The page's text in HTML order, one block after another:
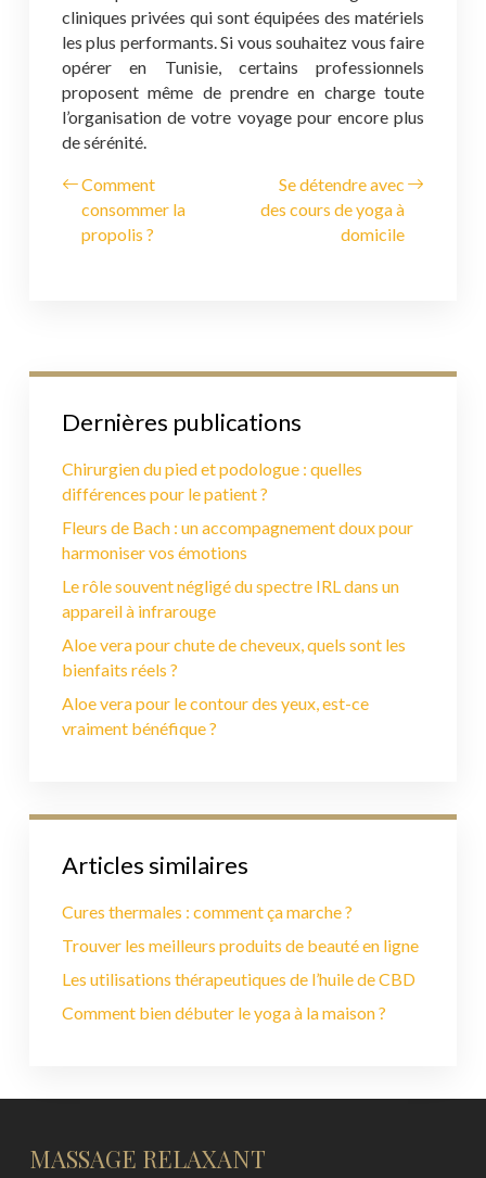
cliniques privées qui sont équipées des matériels
les plus performants. Si vous souhaitez vous faire
opérer en Tunisie, certains professionnels
proposent même de prendre en charge toute
l’organisation de votre voyage pour encore plus
de sérénité.
Comment
consommer la
propolis ?
Se détendre avec
des cours de yoga à
domicile
Dernières publications
Chirurgien du pied et podologue : quelles
différences pour le patient ?
Fleurs de Bach : un accompagnement doux pour
harmoniser vos émotions
Le rôle souvent négligé du spectre IRL dans un
appareil à infrarouge
Aloe vera pour chute de cheveux, quels sont les
bienfaits réels ?
Aloe vera pour le contour des yeux, est-ce
vraiment bénéfique ?
Articles similaires
Cures thermales : comment ça marche ?
Trouver les meilleurs produits de beauté en ligne
Les utilisations thérapeutiques de l’huile de CBD
Comment bien débuter le yoga à la maison ?
MASSAGE RELAXANT